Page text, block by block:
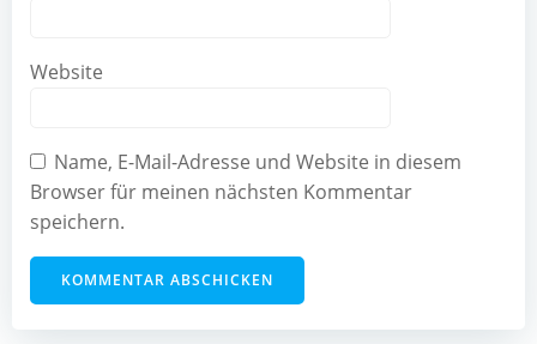
Website
Name, E-Mail-Adresse und Website in diesem
Browser für meinen nächsten Kommentar
speichern.